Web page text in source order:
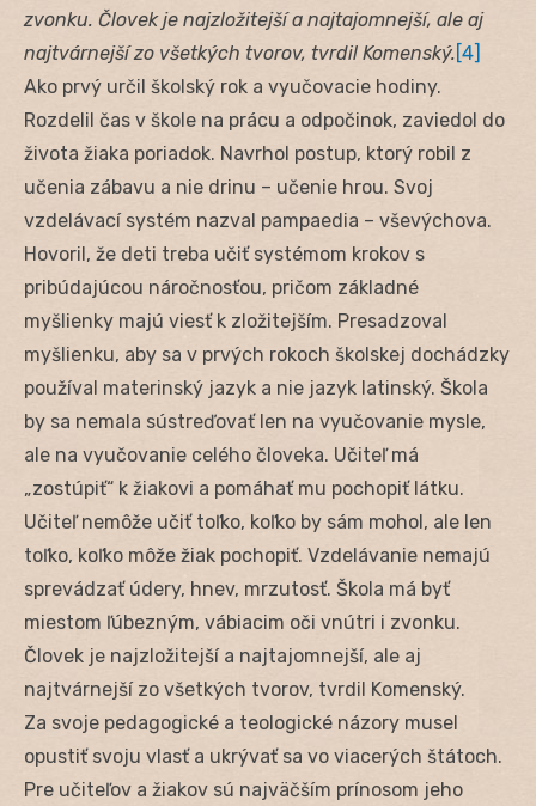
zvonku. Človek je najzložitejší a najtajomnejší, ale aj
najtvárnejší zo všetkých tvorov, tvrdil Komenský.[4]
Ako prvý určil školský rok a vyučovacie hodiny.
Rozdelil čas v škole na prácu a odpočinok, zaviedol do
života žiaka poriadok. Navrhol postup, ktorý robil z
učenia zábavu a nie drinu – učenie hrou. Svoj
vzdelávací systém nazval pampaedia – vševýchova.
Hovoril, že deti treba učiť systémom krokov s
pribúdajúcou náročnosťou, pričom základné
myšlienky majú viesť k zložitejším. Presadzoval
myšlienku, aby sa v prvých rokoch školskej dochádzky
používal materinský jazyk a nie jazyk latinský. Škola
by sa nemala sústreďovať len na vyučovanie mysle,
ale na vyučovanie celého človeka. Učiteľ má
„zostúpiť“ k žiakovi a pomáhať mu pochopiť látku.
Učiteľ nemôže učiť toľko, koľko by sám mohol, ale len
toľko, koľko môže žiak pochopiť. Vzdelávanie nemajú
sprevádzať údery, hnev, mrzutosť. Škola má byť
miestom ľúbezným, vábiacim oči vnútri i zvonku.
Človek je najzložitejší a najtajomnejší, ale aj
najtvárnejší zo všetkých tvorov, tvrdil Komenský.
Za svoje pedagogické a teologické názory musel
opustiť svoju vlasť a ukrývať sa vo viacerých štátoch.
Pre učiteľov a žiakov sú najväčším prínosom jeho